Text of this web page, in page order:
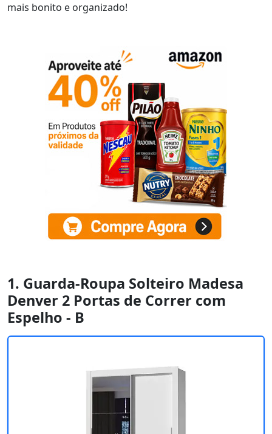
mais bonito e organizado!
1. Guarda-Roupa Solteiro Madesa
Denver 2 Portas de Correr com
Espelho - B